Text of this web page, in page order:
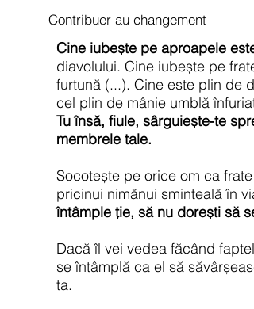
Contribuer au changement
Cine iubește pe aproapele
diavolului. Cine iubește pe
furtună (...). Cine este plin de
cel plin de mânie umblă înfuriat.
Tu însă, fiule, sârguiește-te
membrele tale.
Socotește pe orice om ca
pricinui nimănui sminteală în
întâmple ție, să nu dorești să
Dacă îl vei vedea făcând
se întâmplă ca el să
ta.